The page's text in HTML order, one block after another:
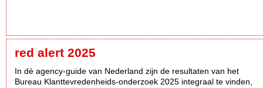
red alert 2025
In dè agency-guide van Nederland zijn de resultaten van het
Bureau Klanttevredenheids-onderzoek 2025 integraal te vinden,